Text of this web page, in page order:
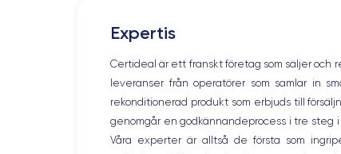
Expertis
Certideal är ett franskt företag som säljer och
leveranser från operatörer som samlar in
rekonditionerad produkt som erbjuds till
genomgår en godkännandeprocess i tre steg
Våra experter är alltså de första som